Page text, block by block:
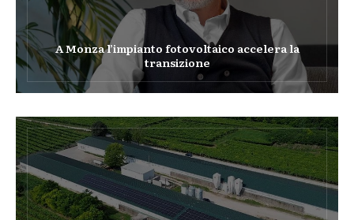
A Monza l’impianto fotovoltaico accelera la
transizione